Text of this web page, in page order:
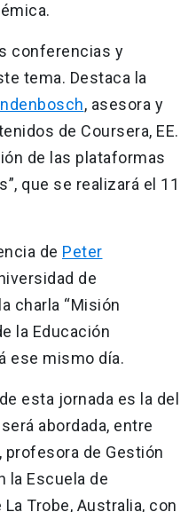
conferencias y
tema. Destaca la
, asesora y
de Coursera, EE.
de las plataformas
que se realizará el 11
de Peter
de
charla “Misión
la Educación
ese mismo día.
esta jornada es la del
abordada, entre
, profesora de Gestión
la Escuela de
Trobe, Australia, con